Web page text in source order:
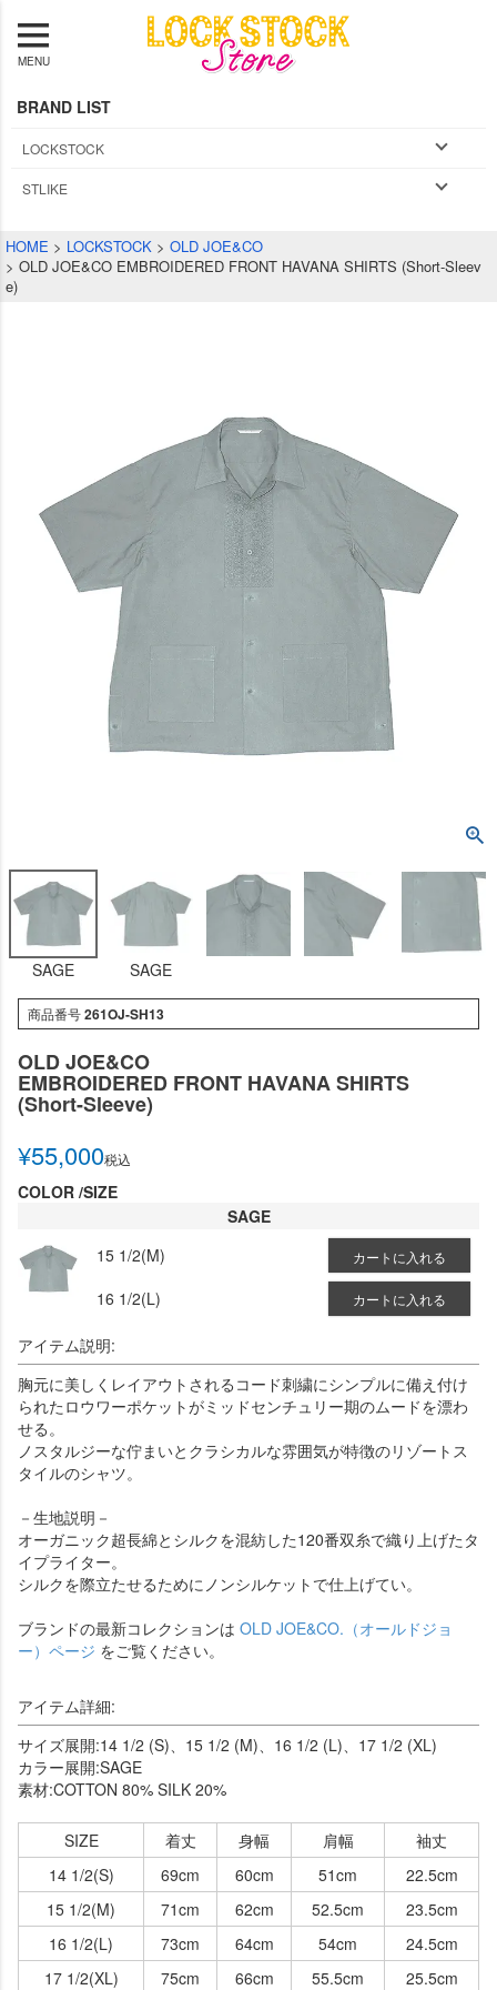
MENU
BRAND LIST
LOCKSTOCK
STLIKE
HOME LOCKSTOCK
OLD JOE&CO
OLD JOE&CO EMBROIDERED FRONT HAVANA SHIRTS (Short-Sleev
e)
SAGE SAGE
商品番号261OJ-SH13
OLD JOE&CO
EMBROIDERED FRONT HAVANA SHIRTS
(Short-Sleeve)
¥55,000税込
COLOR SIZE
SAGE
15 1/2(M)
カートに入れる
16 1/2(L) カートに入れる
アイテム説明:
胸元に美しくレイアウトされるコード刺繍にシンプルに備え付け
られたロウワーポケットがミッドセンチュリー期のムードを漂わ
せる。
ノスタルジーな佇まいとクラシカルな雰囲気が特徴のリゾートス
タイルのシャツ。
－生地説明－
オーガニック超長綿とシルクを混紡した120番双糸で織り上げたタ
イプライター。
シルクを際立たせるためにノンシルケットで仕上げてい。
ブランドの最新コレクションは OLD JOE&CO.（オールドジョ
ー）ページ をご覧ください。
アイテム詳細:
サイズ展開:14 1/2 (S)、15 1/2 (M)、16 1/2 (L)、17 1/2 (XL)
カラー展開:SAGE
素材:COTTON 80% SILK 20%
SIZE 着丈 身幅 肩幅
袖丈
14 1/2(S)
69cm 60cm 51cm
22.5cm
15 1/2(M)
71cm 62cm 52.5cm
23.5cm
16 1/2(L)
73cm 64cm 54cm
24.5cm
17 1/2(XL)
75cm 66cm 55.5cm 25.5cm